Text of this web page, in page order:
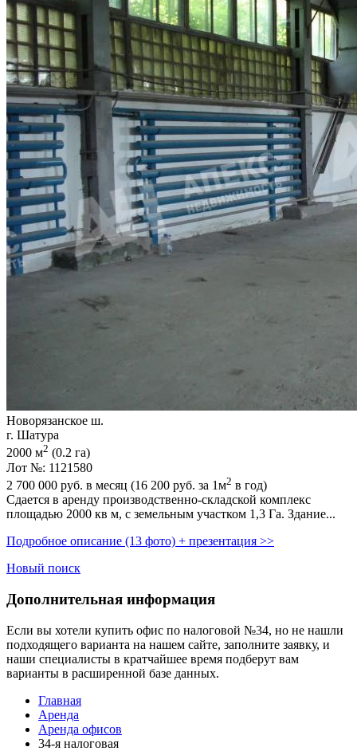
Новорязанское ш.
г. Шатура
2000 м2 (0.2 га)
Лот №: 1121580
2 700 000 руб. в месяц (16 200 руб. за 1м2 в год)
Сдается в аренду производственно-складской комплекс
площадью 2000 кв м,­ c земельным участком 1,­3 Га. Здание...
Подробное описание (13 фото) + презентация >>
Новый поиск
Дополнительная информация
Если вы хотели купить офис по налоговой №34, но не нашли
подходящего варианта на нашем сайте, заполните заявку, и
наши специалисты в кратчайшее время подберут вам
варианты в расширенной базе данных.
Главная
Аренда
Аренда офисов
34-я налоговая